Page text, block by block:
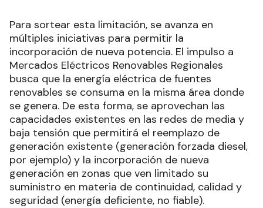
Para sortear esta limitación, se avanza en
múltiples iniciativas para permitir la
incorporación de nueva potencia. El impulso a
Mercados Eléctricos Renovables Regionales
busca que la energía eléctrica de fuentes
renovables se consuma en la misma área donde
se genera. De esta forma, se aprovechan las
capacidades existentes en las redes de media y
baja tensión que permitirá el reemplazo de
generación existente (generación forzada diesel,
por ejemplo) y la incorporación de nueva
generación en zonas que ven limitado su
suministro en materia de continuidad, calidad y
seguridad (energía deficiente, no fiable).